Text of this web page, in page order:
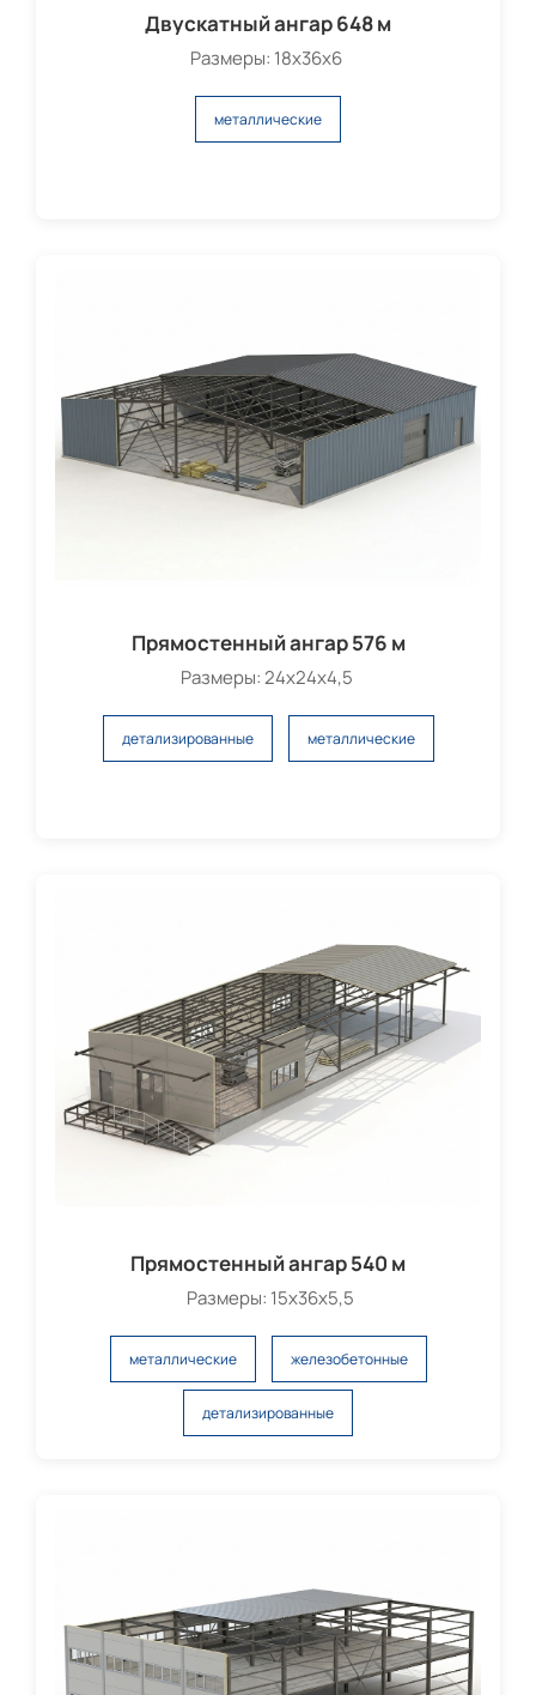
Двускатный ангар 648 м
Размеры: 18х36х6
металлические
Прямостенный ангар 576 м
Размеры: 24х24х4,5
детализированные металлические
Прямостенный ангар 540 м
Размеры: 15х36х5,5
металлические железобетонные
детализированные